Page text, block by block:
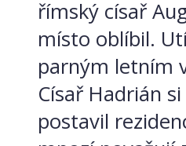
římský císař
místo oblíbil.
parným letním
Císař Hadrián
postavil